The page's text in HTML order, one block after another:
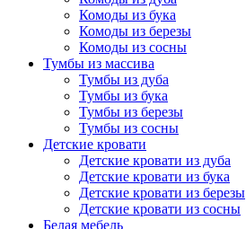
Комоды из бука
Комоды из березы
Комоды из сосны
Тумбы из массива
Тумбы из дуба
Тумбы из бука
Тумбы из березы
Тумбы из сосны
Детские кровати
Детские кровати из дуба
Детские кровати из бука
Детские кровати из березы
Детские кровати из сосны
Белая мебель